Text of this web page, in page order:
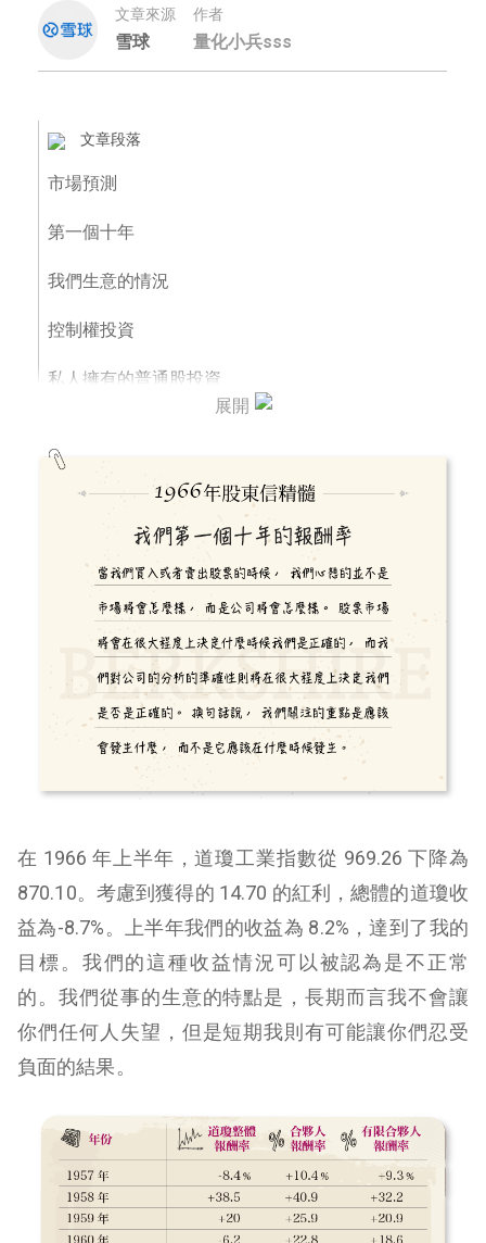
文章來源
雪球
作者
量化小兵sss
文章段落
市場預測
第一個十年
我們生意的情況
控制權投資
私人擁有的普通股投資
對於 WORKOUTS
其它雜項
展開
在 1966 年上半年，道瓊工業指數從 969.26 下降為
870.10。考慮到獲得的 14.70 的紅利，總體的道瓊收
益為-8.7%。上半年我們的收益為 8.2%，達到了我的
目標。我們的這種收益情況可以被認為是不正常
的。我們從事的生意的特點是，長期而言我不會讓
你們任何人失望，但是短期我則有可能讓你們忍受
負面的結果。